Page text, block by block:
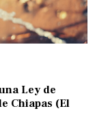
Ley de
Chiapas (El